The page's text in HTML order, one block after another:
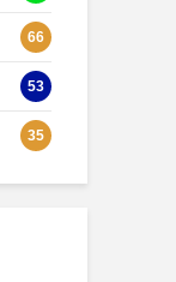
66
53
35